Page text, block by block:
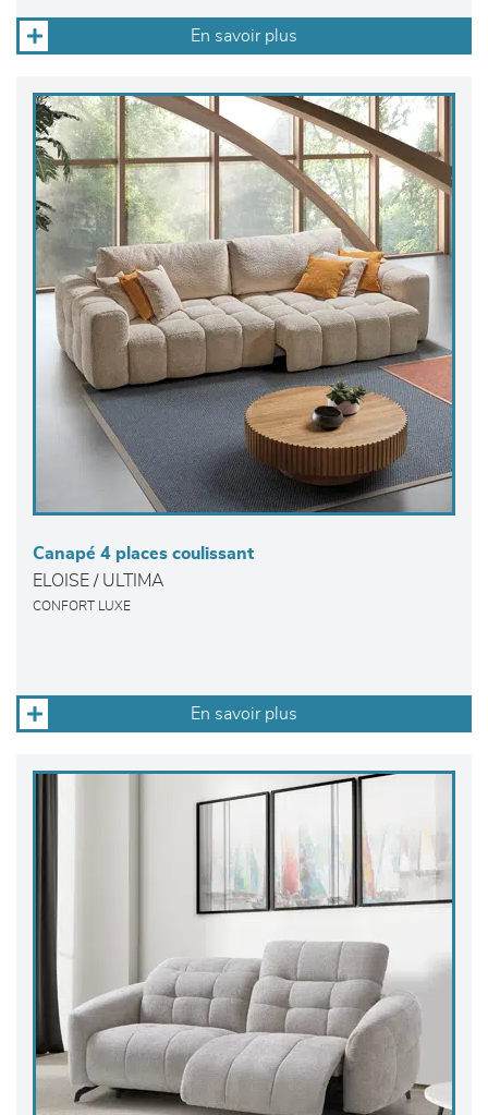
En savoir plus
Canapé 4 places coulissant
ELOISE / ULTIMA
CONFORT LUXE
En savoir plus